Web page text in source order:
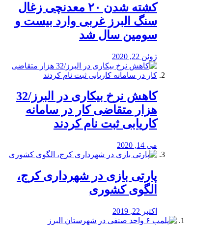
کشته شدن ۲۰ معدنچی زغال
سنگ البرز غربی وارد بیست و
سومین سال شد
ژوئن 22, 2020
کاهش نرخ بیکاری در البرز/32
هزار متقاضی کار در سامانه
کاریابی ثبت نام کردند
می 14, 2020
پارتی بازی در شهرداری کرج،
الگوی کشوری
اکتبر 22, 2019